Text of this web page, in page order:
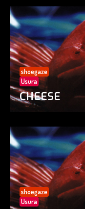
shoegaze
Usura
CHEESE
shoegaze
Usura